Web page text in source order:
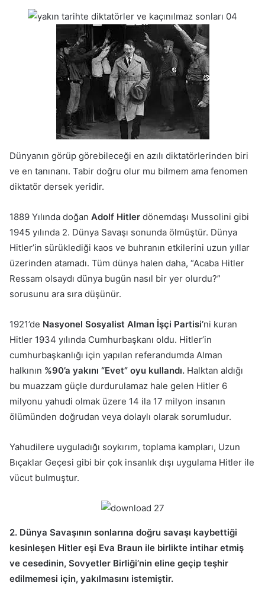
Dünyanın görüp görebileceği en azılı diktatörlerinden biri
ve en tanınanı. Tabir doğru olur mu bilmem ama fenomen
diktatör dersek yeridir.
1889 Yılında doğan Adolf Hitler dönemdaşı Mussolini gibi
1945 yılında 2. Dünya Savaşı sonunda ölmüştür. Dünya
Hitler’in sürüklediği kaos ve buhranın etkilerini uzun yıllar
üzerinden atamadı. Tüm dünya halen daha, “Acaba Hitler
Ressam olsaydı dünya bugün nasıl bir yer olurdu?”
sorusunu ara sıra düşünür.
1921’de Nasyonel Sosyalist Alman İşçi Partisi’ni kuran
Hitler 1934 yılında Cumhurbaşkanı oldu. Hitler’in
cumhurbaşkanlığı için yapılan referandumda Alman
halkının %90’a yakını “Evet” oyu kullandı. Halktan aldığı
bu muazzam güçle durdurulamaz hale gelen Hitler 6
milyonu yahudi olmak üzere 14 ila 17 milyon insanın
ölümünden doğrudan veya dolaylı olarak sorumludur.
Yahudilere uyguladığı soykırım, toplama kampları, Uzun
Bıçaklar Geçesi gibi bir çok insanlık dışı uygulama Hitler ile
vücut bulmuştur.
2. Dünya Savaşının sonlarına doğru savaşı kaybettiği
kesinleşen Hitler eşi Eva Braun ile birlikte intihar etmiş
ve cesedinin, Sovyetler Birliği’nin eline geçip teşhir
edilmemesi için, yakılmasını istemiştir.